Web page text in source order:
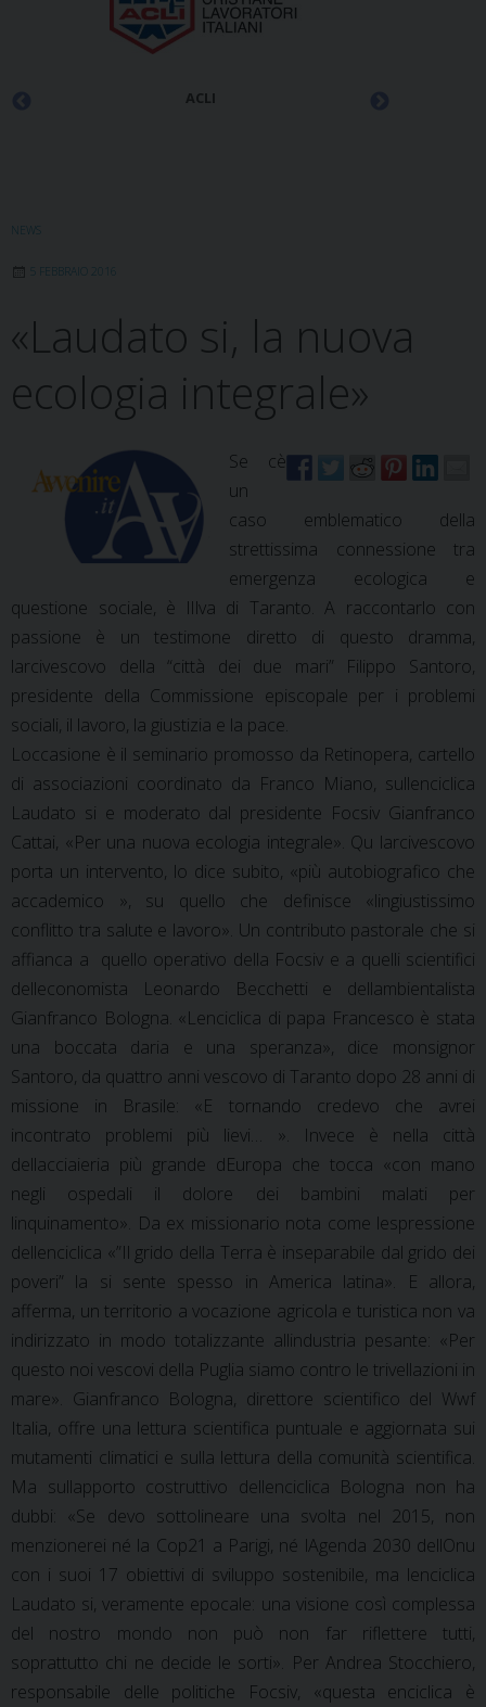
ACLI
NEWS
5 FEBBRAIO 2016
«Laudato si, la nuova
ecologia integrale»
Se cè
un
caso emblematico della
strettissima connessione tra
emergenza ecologica e
questione sociale, è lIlva di Taranto. A raccontarlo con
passione è un testimone diretto di questo dramma,
larcivescovo della “città dei due mari” Filippo Santoro,
presidente della Commissione episcopale per i problemi
sociali, il lavoro, la giustizia e la pace.
Loccasione è il seminario promosso da Retinopera, cartello
di associazioni coordinato da Franco Miano, sullenciclica
Laudato si e moderato dal presidente Focsiv Gianfranco
Cattai, «Per una nuova ecologia integrale». Qu larcivescovo
porta un intervento, lo dice subito, «più autobiografico che
accademico », su quello che definisce «lingiustissimo
conflitto tra salute e lavoro». Un contributo pastorale che si
affianca a quello operativo della Focsiv e a quelli scientifici
delleconomista Leonardo Becchetti e dellambientalista
Gianfranco Bologna. «Lenciclica di papa Francesco è stata
una boccata daria e una speranza», dice monsignor
Santoro, da quattro anni vescovo di Taranto dopo 28 anni di
missione in Brasile: «E tornando credevo che avrei
incontrato problemi più lievi… ». Invece è nella città
dellacciaieria più grande dEuropa che tocca «con mano
negli ospedali il dolore dei bambini malati per
linquinamento». Da ex missionario nota come lespressione
dellenciclica «”Il grido della Terra è inseparabile dal grido dei
poveri” la si sente spesso in America latina». E allora,
afferma, un territorio a vocazione agricola e turistica non va
indirizzato in modo totalizzante allindustria pesante: «Per
questo noi vescovi della Puglia siamo contro le trivellazioni in
mare». Gianfranco Bologna, direttore scientifico del Wwf
Italia, offre una lettura scientifica puntuale e aggiornata sui
mutamenti climatici e sulla lettura della comunità scientifica.
Ma sullapporto costruttivo dellenciclica Bologna non ha
dubbi: «Se devo sottolineare una svolta nel 2015, non
menzionerei né la Cop21 a Parigi, né lAgenda 2030 dellOnu
con i suoi 17 obiettivi di sviluppo sostenibile, ma lenciclica
Laudato si, veramente epocale: una visione così complessa
del nostro mondo non può non far riflettere tutti,
soprattutto chi ne decide le sorti». Per Andrea Stocchiero,
responsabile delle politiche Focsiv, «questa enciclica è